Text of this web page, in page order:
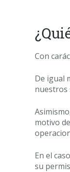
Con
De igual
nuestros
motivo
En el
su